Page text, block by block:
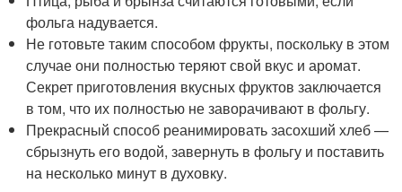
фольга надувается.
Не готовьте таким способом фрукты, поскольку в этом
случае они полностью теряют свой вкус и аромат.
Секрет приготовления вкусных фруктов заключается
в том, что их полностью не заворачивают в фольгу.
Прекрасный способ реанимировать засохший хлеб —
сбрызнуть его водой, завернуть в фольгу и поставить
на несколько минут в духовку.